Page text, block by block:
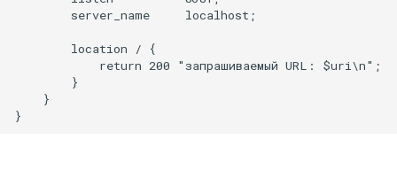
logger-socket
macaroons
        server_name     localhost;
        location / {
            return 200 "запрашиваемый URL: $uri\n";
        }
    }